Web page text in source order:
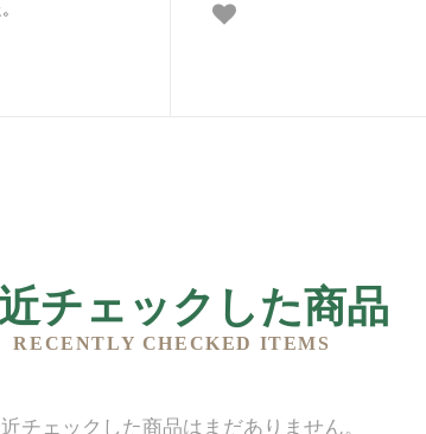
チェックした商品
RECENTLY CHECKED ITEMS
チェックした商品はまだありません。